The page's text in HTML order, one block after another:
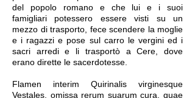
del popolo romano e che lui e i suoi
famigliari potessero essere visti su un
mezzo di trasporto, fece scendere la moglie
e i ragazzi e pose sul carro le vergini ed i
sacri arredi e li trasportò a Cere, dove
erano dirette le sacerdotesse.
Flamen interim Quirinalis virginesque
Vestales, omissa rerum suarum cura, quae